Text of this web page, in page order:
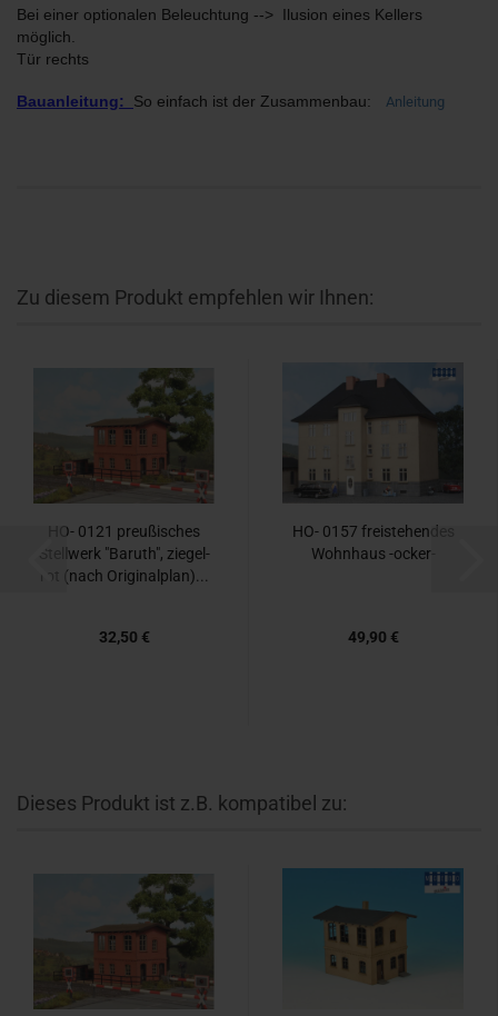
Bei einer optionalen Beleuchtung --> Ilusion eines Kellers
möglich.
Tür rechts
Bauanleitung: So einfach ist der Zusammenbau: Anleitung
Zu diesem Produkt empfehlen wir Ihnen:
HO- 0121 preu­ßi­sches
Stell­werk "Ba­ruth", zie­gel­
rot (nach Ori­gi­nal­plan)...
32,50 €
HO- 0157 frei­ste­hen­des
Wohn­haus -​ocker-​
49,90 €
Dieses Produkt ist z.B. kompatibel zu: